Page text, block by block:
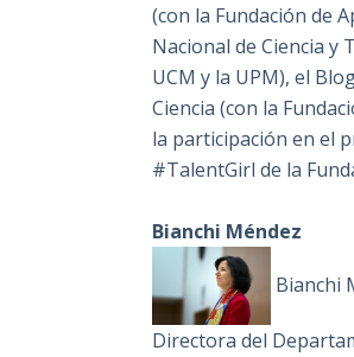
(con la Fundación de
Nacional de Ciencia y
UCM y la UPM), el
Ciencia (con la
la participación en el
#TalentGirl de la
Bianchi Méndez
Bianchi
Directora del